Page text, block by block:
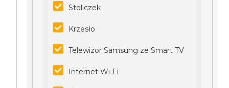
Stoliczek
Krzesło
Telewizor Samsung ze Smart TV
Internet Wi-Fi